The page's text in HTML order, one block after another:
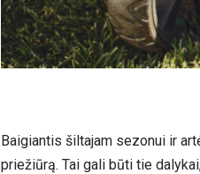
Baigiantis šiltajam sezonui ir
priežiūrą. Tai gali būti tie